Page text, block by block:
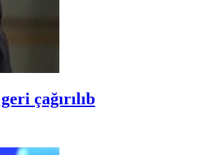
çağırılıb